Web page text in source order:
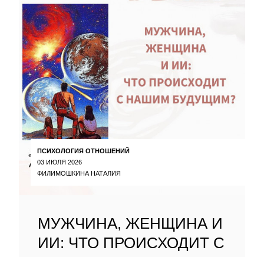
ПСИХОЛОГИЯ ОТНОШЕНИЙ
03 ИЮЛЯ 2026
ФИЛИМОШКИНА НАТАЛИЯ
МУЖЧИНА, ЖЕНЩИНА И
ИИ: ЧТО ПРОИСХОДИТ С